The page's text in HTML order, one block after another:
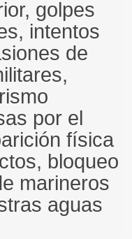
golpes
intentos
de
por el
física
bloqueo
marineros
aguas